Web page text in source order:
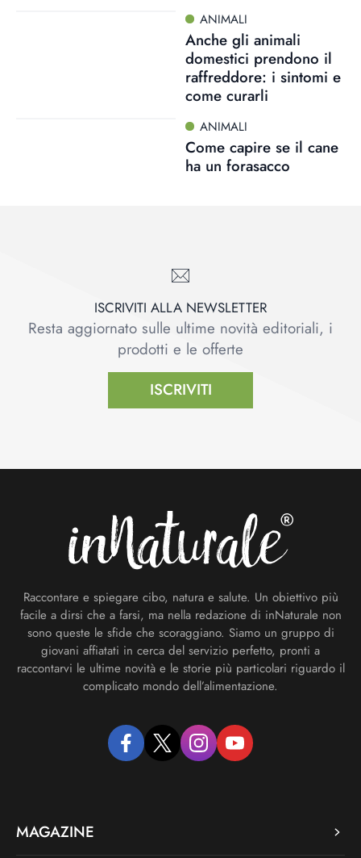
ANIMALI
Anche gli animali
domestici prendono il
raffreddore: i sintomi e
come curarli
ANIMALI
Come capire se il cane
ha un forasacco
ISCRIVITI ALLA NEWSLETTER
Resta aggiornato sulle ultime novità editoriali, i
prodotti e le offerte
ISCRIVITI
Raccontare e spiegare cibo, natura e salute. Un obiettivo più
facile a dirsi che a farsi, ma nella redazione di inNaturale non
sono queste le sfide che scoraggiano. Siamo un gruppo di
giovani affiatati in cerca del servizio perfetto, pronti a
raccontarvi le ultime novità e le storie più particolari riguardo il
complicato mondo dell’alimentazione.
facebooktwitter instagramyoutube
MAGAZINE